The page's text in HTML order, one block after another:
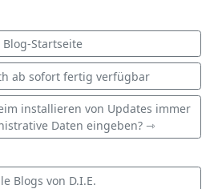
Blog-Startseite
ab sofort fertig verfügbar
installieren von Updates immer
Daten eingeben? ⇾
Blogs von D.I.E.